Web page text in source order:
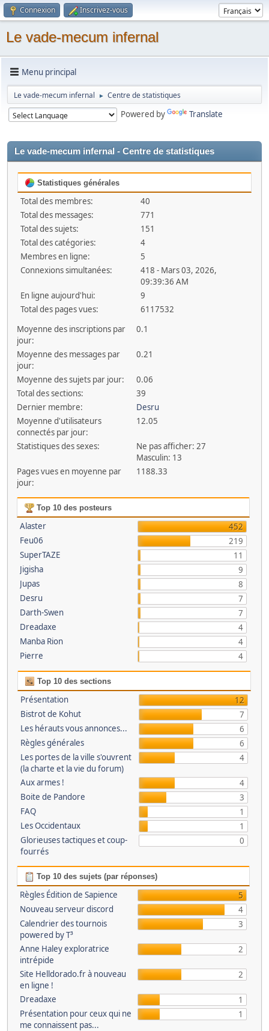
Connexion Inscrivez-vous
Le vade-mecum infernal
Menu principal
Le vade-mecum infernal ► Centre de statistiques
Powered by Translate
Le vade-mecum infernal - Centre de statistiques
Statistiques générales
Total des membres:
40
Total des messages:
771
Total des sujets:
151
Total des catégories:
4
Membres en ligne:
5
Connexions simultanées:
418 - Mars 03, 2026,
09:39:36 AM
En ligne aujourd'hui:
9
Total des pages vues:
6117532
Moyenne des inscriptions par
jour:
0.1
Moyenne des messages par
jour:
0.21
Moyenne des sujets par jour:
0.06
Total des sections:
39
Dernier membre:
Desru
Moyenne d'utilisateurs
connectés par jour:
12.05
Statistiques des sexes:
Ne pas afficher: 27
Masculin: 13
Pages vues en moyenne par
jour:
1188.33
Top 10 des posteurs
Alaster
452
Feu06
219
SuperTAZE
11
Jigisha
9
Jupas
8
Desru
7
Darth-Swen
7
Dreadaxe
4
Manba Rion
4
Pierre
4
Top 10 des sections
Présentation
12
Bistrot de Kohut
7
Les hérauts vous annonces...
6
Règles générales
6
Les portes de la ville s'ouvrent
(la charte et la vie du forum)
4
Aux armes !
4
Boite de Pandore
3
FAQ
1
Les Occidentaux
1
Glorieuses tactiques et coup-
fourrés
0
Top 10 des sujets (par réponses)
Règles Édition de Sapience
5
Nouveau serveur discord
4
Calendrier des tournois
powered by T³
3
Anne Haley exploratrice
intrépide
2
Site Helldorado.fr à nouveau
en ligne !
2
Dreadaxe
1
Présentation pour ceux qui ne
me connaissent pas...
1